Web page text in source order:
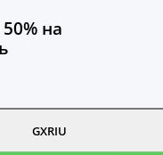
на
GXRIU